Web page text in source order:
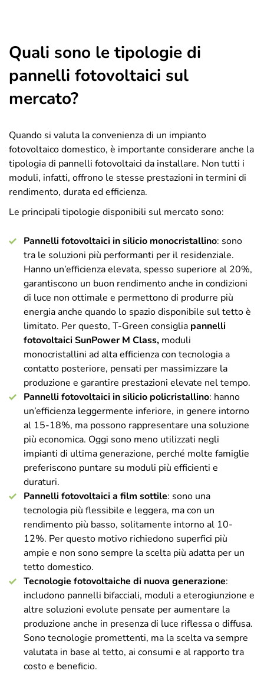
Quali sono le tipologie di
pannelli fotovoltaici sul
mercato?
Quando si valuta la convenienza di un impianto
fotovoltaico domestico, è importante considerare anche la
tipologia di pannelli fotovoltaici da installare. Non tutti i
moduli, infatti, offrono le stesse prestazioni in termini di
rendimento, durata ed efficienza.
Le principali tipologie disponibili sul mercato sono:
Pannelli fotovoltaici in silicio monocristallino: sono
tra le soluzioni più performanti per il residenziale.
Hanno un’efficienza elevata, spesso superiore al 20%,
garantiscono un buon rendimento anche in condizioni
di luce non ottimale e permettono di produrre più
energia anche quando lo spazio disponibile sul tetto è
limitato. Per questo, T-Green consiglia pannelli
fotovoltaici SunPower M Class, moduli
monocristallini ad alta efficienza con tecnologia a
contatto posteriore, pensati per massimizzare la
produzione e garantire prestazioni elevate nel tempo.
Pannelli fotovoltaici in silicio policristallino: hanno
un’efficienza leggermente inferiore, in genere intorno
al 15-18%, ma possono rappresentare una soluzione
più economica. Oggi sono meno utilizzati negli
impianti di ultima generazione, perché molte famiglie
preferiscono puntare su moduli più efficienti e
duraturi.
Pannelli fotovoltaici a film sottile: sono una
tecnologia più flessibile e leggera, ma con un
rendimento più basso, solitamente intorno al 10-
12%. Per questo motivo richiedono superfici più
ampie e non sono sempre la scelta più adatta per un
tetto domestico.
Tecnologie fotovoltaiche di nuova generazione:
includono pannelli bifacciali, moduli a eterogiunzione e
altre soluzioni evolute pensate per aumentare la
produzione anche in presenza di luce riflessa o diffusa.
Sono tecnologie promettenti, ma la scelta va sempre
valutata in base al tetto, ai consumi e al rapporto tra
costo e beneficio.